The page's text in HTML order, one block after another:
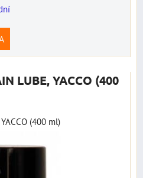
LUBE, YACCO (400
(400 ml)